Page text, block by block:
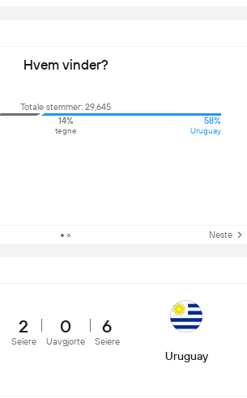
Hvem vinder?
Totale stemmer: 29,645
14%
tegne
58%
Uruguay
Neste
2
Seiere
0
Uavgjorte
6
Seiere
Uruguay